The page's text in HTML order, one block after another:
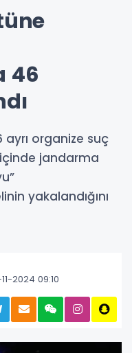
46
ayrı organize suç
jandarma
yakalandığını
2024 09:10